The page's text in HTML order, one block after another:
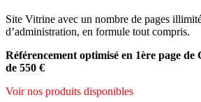
Site Vitrine avec un nombre de pages
d’administration, en formule tout compris.
Référencement optimisé en 1ère page
de 550 €
Voir nos produits disponibles